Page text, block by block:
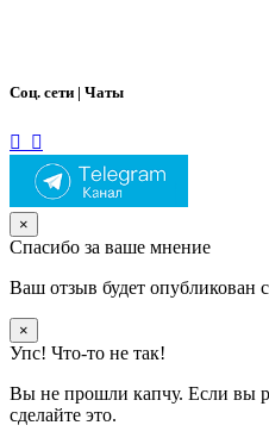
Соц. сети | Чаты
×
Спасибо за ваше мнение
Ваш отзыв будет опубликован
×
Упс! Что-то не так!
Вы не прошли капчу. Если вы
сделайте это.